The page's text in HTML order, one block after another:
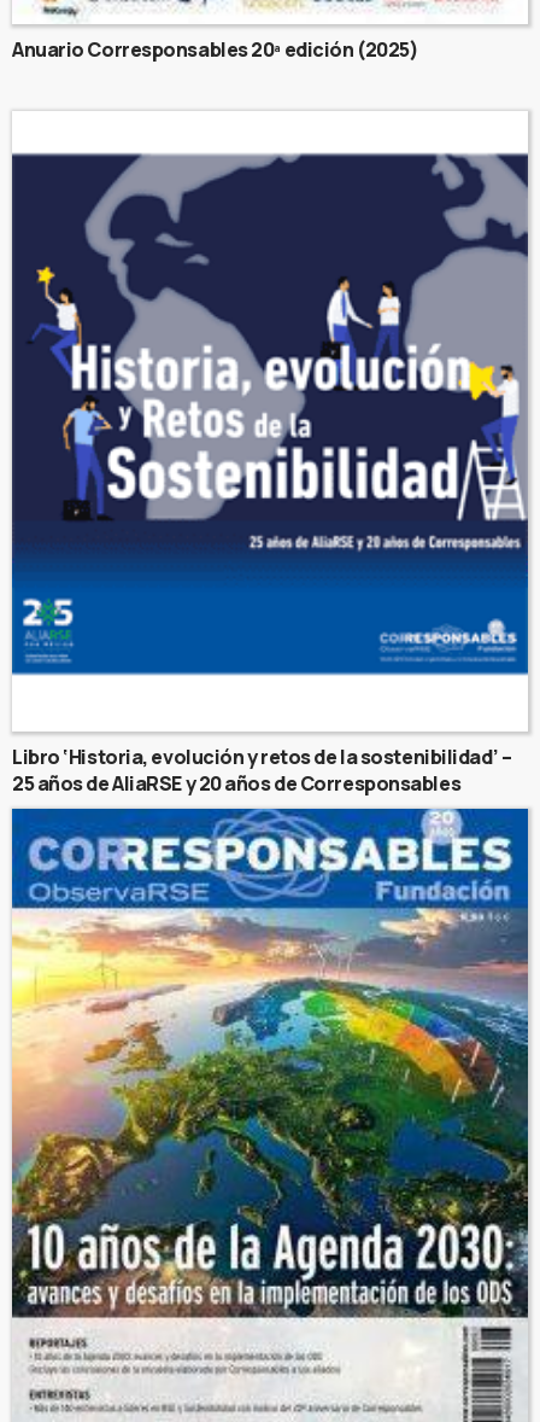
Anuario Corresponsables 20ª edición (2025)
Libro ‘Historia, evolución y retos de la sostenibilidad’ –
25 años de AliaRSE y 20 años de Corresponsables